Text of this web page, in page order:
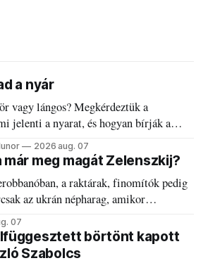
a nyár
vagy lángos? Megkérdeztük a
jelenti a nyarat, és hogyan bírják a
2026 aug. 07
már meg magát Zelenszkij?
a raktárak, finomítók pedig
az ukrán népharag, amikor
07
börtönt kapott
Szabolcs